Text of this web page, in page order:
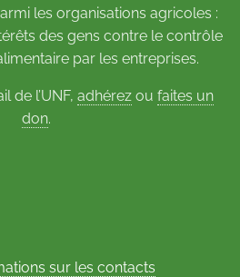
les organisations agricoles :
des gens contre le contrôle
par les entreprises.
de l’UNF, adhérezou faites un
don.
sur les contacts